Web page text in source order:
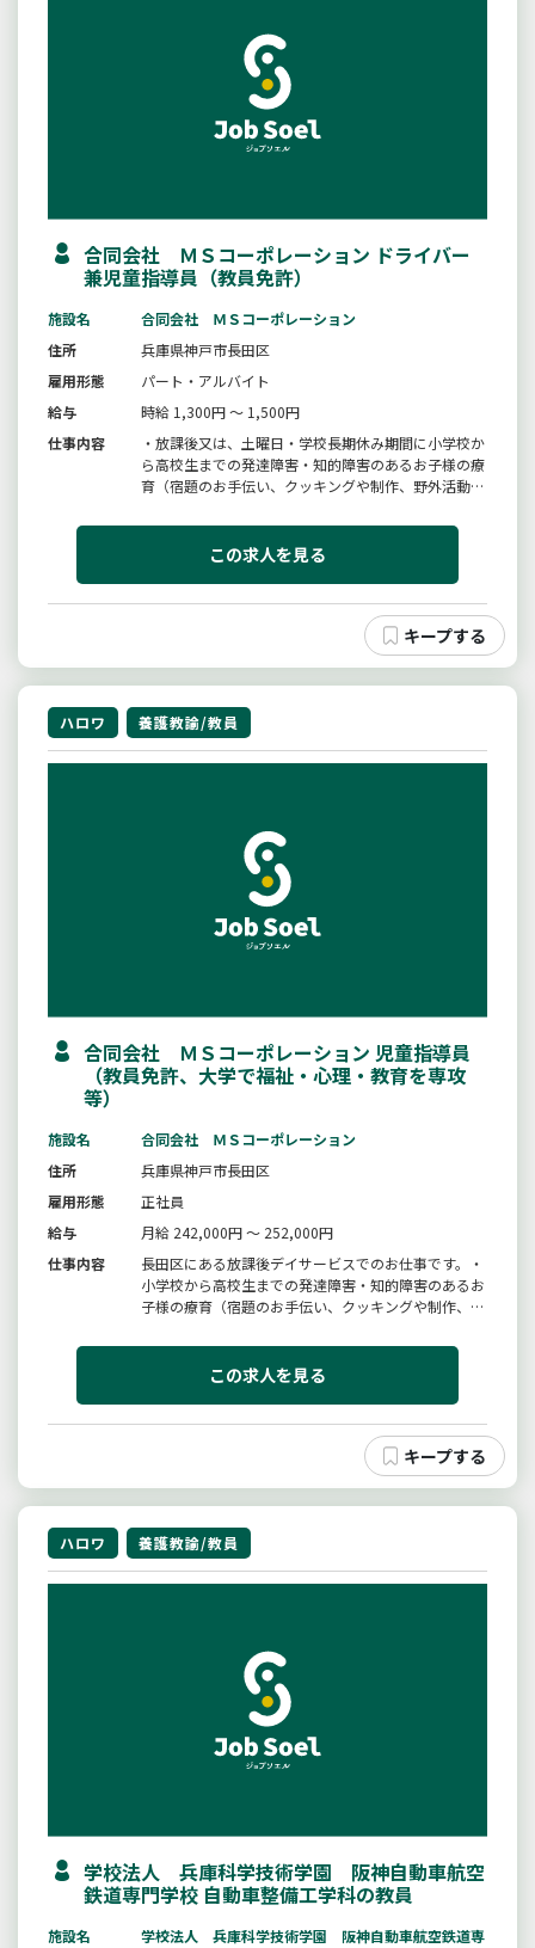
合同会社 ＭＳコーポレーション ドライバー
兼児童指導員（教員免許）
施設名
合同会社 ＭＳコーポレーション
住所
兵庫県神戸市長田区
雇用形態
パート・アルバイト
給与
時給 1,300円 ～ 1,500円
仕事内容
・放課後又は、土曜日・学校長期休み期間に小学校か
ら高校生までの発達障害・知的障害のあるお子様の療
育（宿題のお手伝い、クッキングや制作、野外活動、
の送迎変更範囲：変更なし
この求人を見る
ハロワ 養護教諭/教員
合同会社 ＭＳコーポレーション 児童指導員
（教員免許、大学で福祉・心理・教育を専攻
等）
施設名
合同会社 ＭＳコーポレーション
住所
兵庫県神戸市長田区
雇用形態
正社員
給与
月給 242,000円 ～ 252,000円
仕事内容
長田区にある放課後デイサービスでのお仕事です。・
小学校から高校生までの発達障害・知的障害のあるお
子様の療育（宿題のお手伝い、クッキングや制作、野
び、外遊びなど）・書類作成など・学校や自宅への送
迎（車種：シエンタ、ルーミー）・平日は学校の放課
この求人を見る
ハロワ 養護教諭/教員
学校法人 兵庫科学技術学園 阪神自動車航空
鉄道専門学校 自動車整備工学科の教員
施設名
学校法人 兵庫科学技術学園 阪神自動車航空鉄道専